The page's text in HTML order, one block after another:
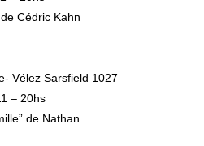
Cédric Kahn
Vélez Sarsfield 1027
– 20hs
de Nathan